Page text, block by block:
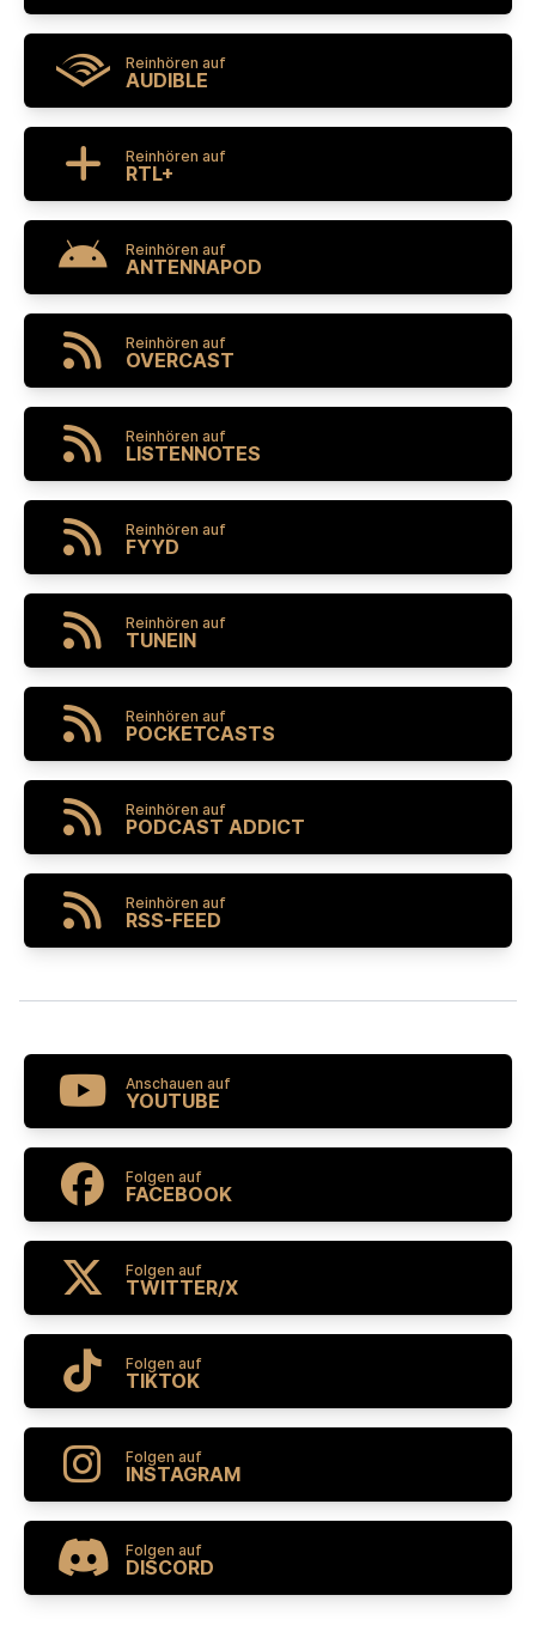
Reinhören auf
AUDIBLE
Reinhören auf
RTL+
Reinhören auf
ANTENNAPOD
Reinhören auf
OVERCAST
Reinhören auf
LISTENNOTES
Reinhören auf
FYYD
Reinhören auf
TUNEIN
Reinhören auf
POCKETCASTS
Reinhören auf
PODCAST ADDICT
Reinhören auf
RSS-FEED
Anschauen auf
YOUTUBE
Folgen auf
FACEBOOK
Folgen auf
TWITTER/X
Folgen auf
TIKTOK
Folgen auf
INSTAGRAM
Folgen auf
DISCORD